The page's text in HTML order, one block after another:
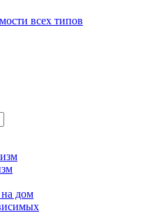
всех типов
дом